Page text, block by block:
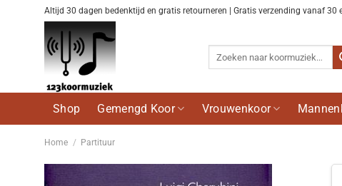
Altijd 30 dagen bedenktijd en gratis retourneren | Gratis verzending vanaf 30
Shop Gemengd Koor Vrouwenkoor
Home / Partituur